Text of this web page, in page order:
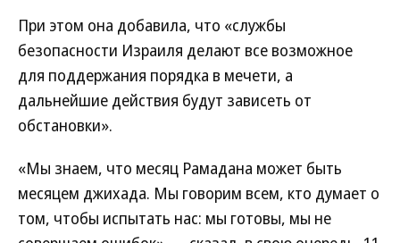
При этом она добавила, что «службы
безопасности Израиля делают все возможное
для поддержания порядка в мечети, а
дальнейшие действия будут зависеть от
обстановки».
«Мы знаем, что месяц Рамадана может быть
месяцем джихада. Мы говорим всем, кто думает о
том, чтобы испытать нас: мы готовы, мы не